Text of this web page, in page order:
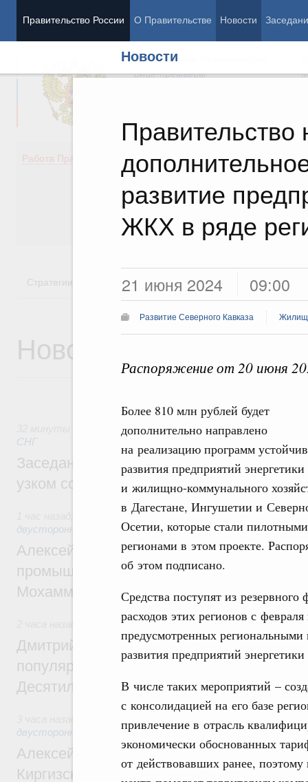
Правительство России О Правительстве Новости
Новости
Правительство
развитие
ЖКХ в ряде
21 июня 2024 09:00
Развитие Северного Кавказа
Распоряжение от 20 июня
Более 810 млн рублей будет
дополнительно направлено
на реализацию программ
развития предприятий энергетики
и жилищно-коммунального
в Дагестане, Ингушетии и
Осетии, которые стали пилотными
регионами в этом проекте.
об этом подписано.
Средства поступят из
расходов этих регионов с
предусмотренных региональными
развития предприятий
В числе таких мероприятий –
с консолидацией на его базе
привлечение в отрасль
экономически обоснованных
от действовавших ранее,
Председатель Правительства
Вице-премьеры
Работа Правительства
Демография
Здоровье
Культура
Государство
Стратегии Государственные программы
Новости
Евразийский экономический союз.
СНГ
Заседание Евразийского
узком составе
Экономические отношения с зарубежными
двусторонней основе
Алексей Оверчук провёл рабочую
промышленности, недропользования и
Мохаммадом Атабаком
Внутренний и въездной туризм
Дмитрий Чернышенко: Порядка 110
популярного туризма в 35 регионах
Десятилетия науки и технологий
Экономические и гуманитарные отношения
двусторонней основе
Алексей Оверчук принял участие в
Киргизского экономического форума и